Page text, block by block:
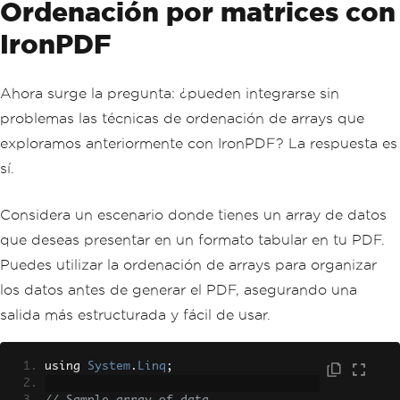
Ordenación por matrices con
IronPDF
Ahora surge la pregunta: ¿pueden integrarse sin
problemas las técnicas de ordenación de arrays que
exploramos anteriormente con IronPDF? La respuesta es
sí.
Considera un escenario donde tienes un array de datos
que deseas presentar en un formato tabular en tu PDF.
Puedes utilizar la ordenación de arrays para organizar
los datos antes de generar el PDF, asegurando una
salida más estructurada y fácil de usar.
using System . Linq ;